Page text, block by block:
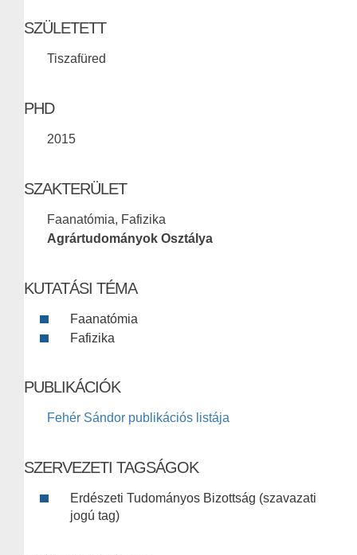
SZÜLETETT
Tiszafüred
PHD
2015
SZAKTERÜLET
Faanatómia, Fafizika
Agrártudományok Osztálya
KUTATÁSI TÉMA
Faanatómia
Fafizika
PUBLIKÁCIÓK
Fehér Sándor publikációs listája
SZERVEZETI TAGSÁGOK
Erdészeti Tudományos Bizottság (szavazati
jogú tag)